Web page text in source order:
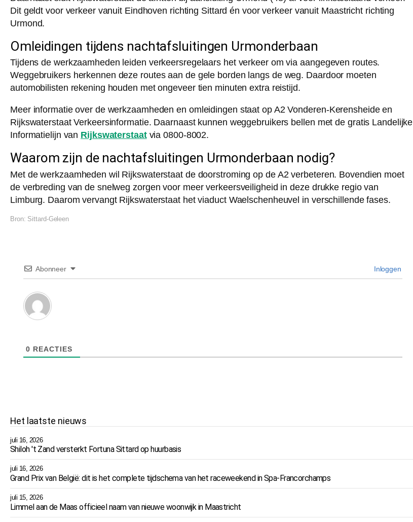
Dit geldt voor verkeer vanuit Eindhoven richting Sittard én voor verkeer vanuit Maastricht richting
Urmond.
Omleidingen tijdens nachtafsluitingen Urmonderbaan
Tijdens de werkzaamheden leiden verkeersregelaars het verkeer om via aangegeven routes.
Weggebruikers herkennen deze routes aan de gele borden langs de weg. Daardoor moeten
automobilisten rekening houden met ongeveer tien minuten extra reistijd.
Meer informatie over de werkzaamheden en omleidingen staat op A2 Vonderen-Kerensheide en
Rijkswaterstaat Verkeersinformatie. Daarnaast kunnen weggebruikers bellen met de gratis Landelijke
Informatielijn van Rijkswaterstaatvia 0800-8002.
Waarom zijn de nachtafsluitingen Urmonderbaan nodig?
Met de werkzaamheden wil Rijkswaterstaat de doorstroming op de A2 verbeteren. Bovendien moet
de verbreding van de snelweg zorgen voor meer verkeersveiligheid in deze drukke regio van
Limburg. Daarom vervangt Rijkswaterstaat het viaduct Waelschenheuvel in verschillende fases.
Bron: Sittard-Geleen
Abonneer Inloggen
0 REACTIES
Het laatste nieuws
juli 16, 2026
Shiloh 't Zand versterkt Fortuna Sittard op huurbasis
juli 16, 2026
Grand Prix van België: dit is het complete tijdschema van het raceweekend in Spa-Francorchamps
juli 15, 2026
Limmel aan de Maas officieel naam van nieuwe woonwijk in Maastricht